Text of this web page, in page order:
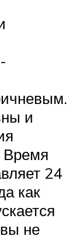
и
Время
24
как
не